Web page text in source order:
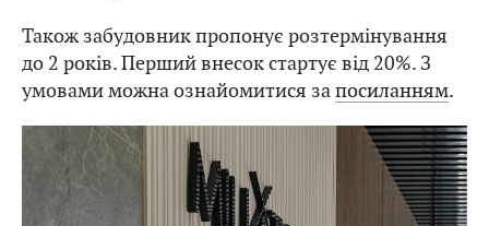
Також забудовник пропонує розтермінування
до 2 років. Перший внесок стартує від 20%. З
умовами можна ознайомитися за посиланням.